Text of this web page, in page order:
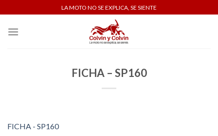
to
content
LA MOTO NO SE EXPLICA, SE SIENTE
FICHA – SP160
FICHA - SP160